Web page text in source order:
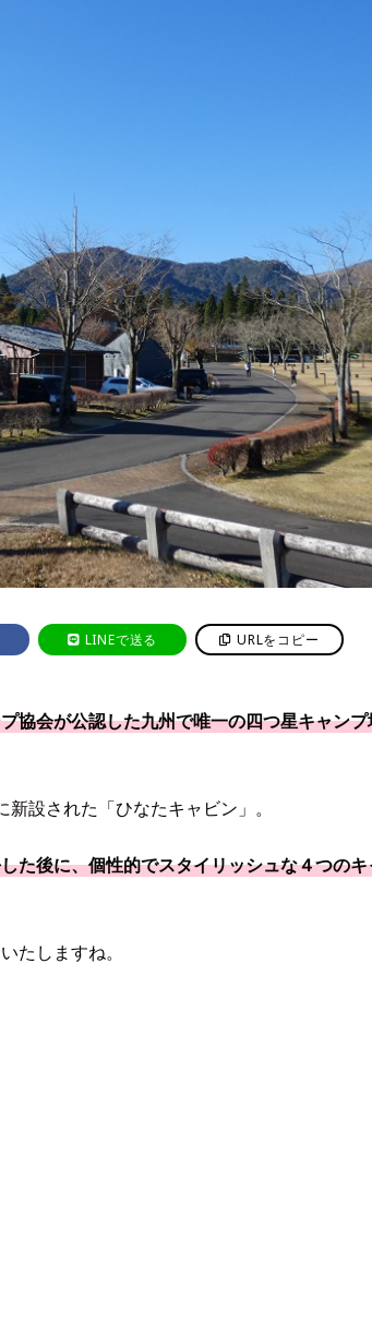
LINEで送る URLをコピー
協会が公認した九州で唯一の四つ星キャンプ
設された「ひなたキャビン」。
た後に、個性的でスタイリッシュな４つの
たしますね。